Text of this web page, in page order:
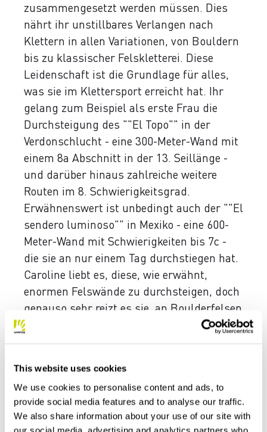
This website uses cookies
We use cookies to personalise content and ads, to
provide social media features and to analyse our traffic.
We also share information about your use of our site with
our social media, advertising and analytics partners who
zusammengesetzt werden müssen. Dies
nährt ihr unstillbares Verlangen nach
Klettern in allen Variationen, von Bouldern
bis zu klassischer Felskletterei. Diese
Leidenschaft ist die Grundlage für alles,
was sie im Klettersport erreicht hat. Ihr
gelang zum Beispiel als erste Frau die
Durchsteigung des ""El Topo"" in der
Verdonschlucht - eine 300-Meter-Wand mit
einem 8a Abschnitt in der 13. Seillänge -
und darüber hinaus zahlreiche weitere
Routen im 8. Schwierigkeitsgrad.
Erwähnenswert ist unbedingt auch der ""El
sendero luminoso"" in Mexiko - eine 600-
Meter-Wand mit Schwierigkeiten bis 7c -
die sie an nur einem Tag durchstiegen hat.
Caroline liebt es, diese, wie erwähnt,
enormen Felswände zu durchsteigen, doch
genauso sehr reizt es sie, an Boulderfelsen
an ihr Limit zu gehen. Sie hat bereits
gemeistert.